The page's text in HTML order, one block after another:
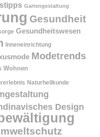
Gartengestaltung
Gesundheit
Gesundheitswesen
Inneneinrichtung
Modetrends
Wohnen
Naturheilkunde
Design